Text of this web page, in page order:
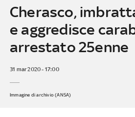
Cherasco,
e aggredisce
arrestato 25enne
31 mar 2020 - 17:00
Immagine di archivio (ANSA)